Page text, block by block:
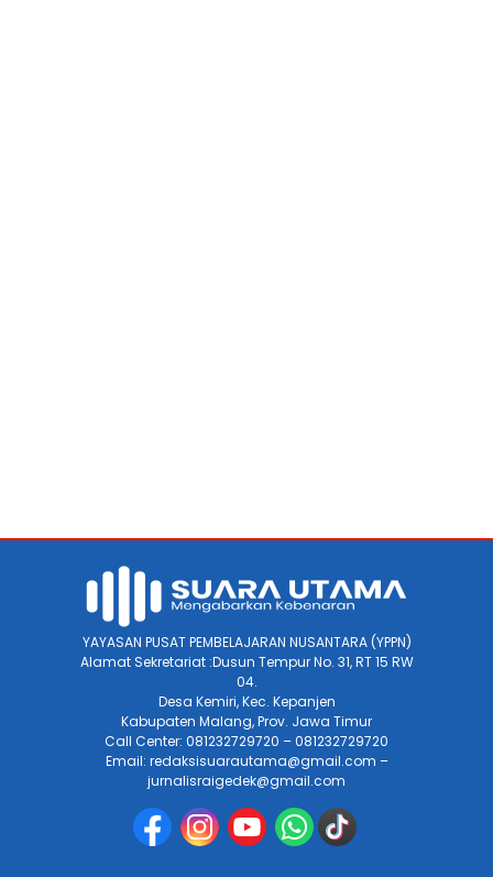
YAYASAN PUSAT PEMBELAJARAN NUSANTARA (YPPN)
Alamat Sekretariat :Dusun Tempur No. 31, RT 15 RW
04.
Desa Kemiri, Kec. Kepanjen
Kabupaten Malang, Prov. Jawa Timur
Call Center: 081232729720 – 081232729720
Email: redaksisuarautama@gmail.com –
jurnalisraigedek@gmail.com